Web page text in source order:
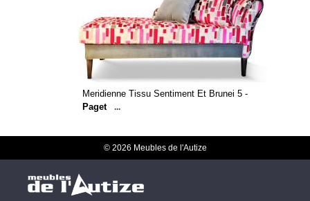
Meridienne Tissu Sentiment Et Brunei 5 -
Paget
...
© 2026 Meubles de l'Autize